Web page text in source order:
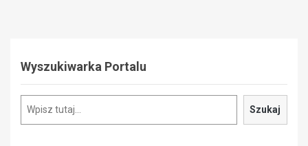
Wyszukiwarka Portalu
Szukaj